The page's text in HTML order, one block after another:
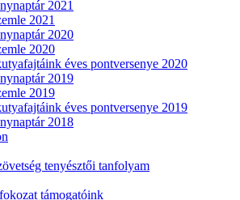
2021
2021
2020
2020
éves pontversenye 2020
2019
2019
éves pontversenye 2019
2018
tenyésztői tanfolyam
támogatóink